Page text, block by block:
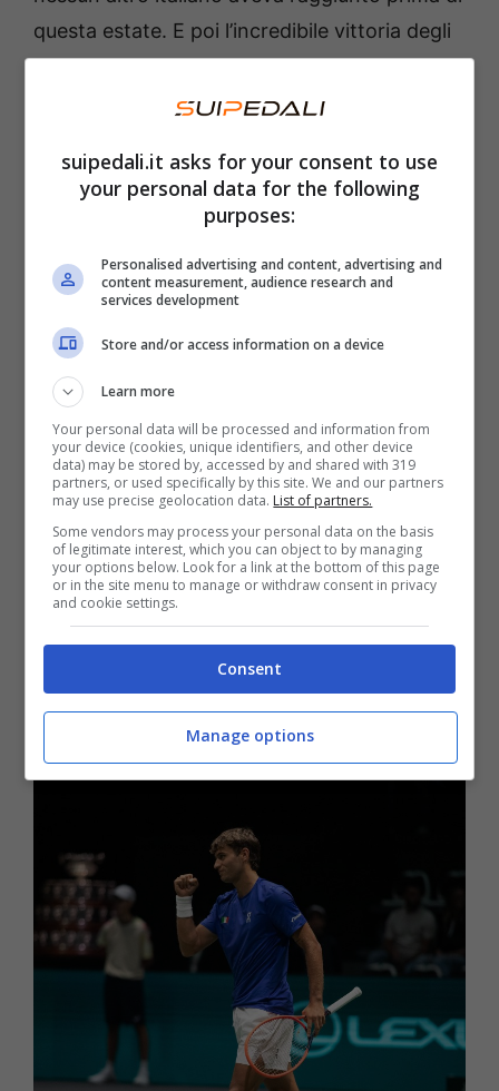
questa estate. E poi l’incredibile vittoria degli
Us Open.
Sinner
Flavio Cobolli
dell’Italia contro l’Olanda in occasione della
Coppa Davisè stata in gran parte merito suo.
Ricordiamo che Sinner ha scelto di non
partecipare al trofeo che si sta tenendo in
questi giorni a Bologna per godersi un po’ di
meritato riposo dopo gli Us Open, che si
sono tenuti negli Stati Uniti fino a qualche
Tuttavia, Sinner non poteva non partecipare
in qualche altro modo. E infatti, ha scelto di
presenziare sulle tribune
gara dei suoi connazionali. Mettendo però
non poca soggezione.
suipedali.it asks for your consent to use
your personal data for the following
purposes:
Personalised advertising and content, advertising and
content measurement, audience research and
services development
Store and/or access information on a device
Learn more
Your personal data will be processed and information from
your device (cookies, unique identifiers, and other device
data) may be stored by, accessed by and shared with 319
partners, or used specifically by this site. We and our partners
may use precise geolocation data. List of partners.
Some vendors may process your personal data on the basis
of legitimate interest, which you can object to by managing
your options below. Look for a link at the bottom of this page
or in the site menu to manage or withdraw consent in privacy
and cookie settings.
Consent
Manage options